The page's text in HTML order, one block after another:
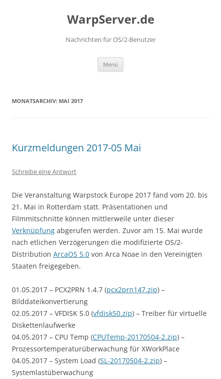
WarpServer.de
Nachrichten für OS/2-Benutzer
Menü
MONATSARCHIV: MAI 2017
Kurzmeldungen 2017-05 Mai
Schreibe eine Antwort
Die Veranstaltung Warpstock Europe 2017 fand vom 20. bis
21. Mai in Rotterdam statt. Präsentationen und
Filmmitschnitte können mittlerweile unter dieser
Verknüpfung abgerufen werden. Zuvor am 15. Mai wurde
nach etlichen Verzögerungen die modifizierte OS/2-
Distribution ArcaOS 5.0 von Arca Noae in den Vereinigten
Staaten freigegeben.
01.05.2017 – PCX2PRN 1.4.7 (pcx2prn147.zip) –
Bilddateikonvertierung
02.05.2017 – VFDISK 5.0 (vfdisk50.zip) – Treiber für virtuelle
Diskettenlaufwerke
04.05.2017 – CPU Temp (CPUTemp-20170504-2.zip) –
Prozessortemperaturüberwachung für XWorkPlace
04.05.2017 – System Load (SL-20170504-2.zip) –
Systemlastüberwachung